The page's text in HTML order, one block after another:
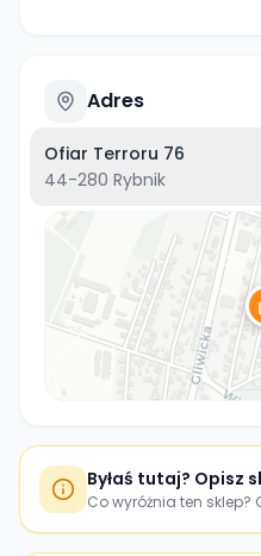
Adres
Ofiar Terroru 76
44-280 Rybnik
Byłaś tutaj? Opisz
Co wyróżnia ten sklep?